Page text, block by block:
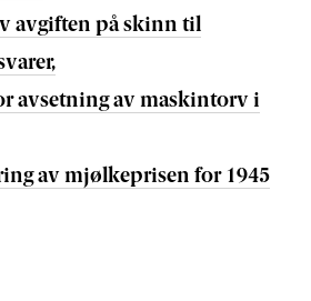
avgiften på skinn til
avsetning av maskintorv i
av mjølkeprisen for 1945